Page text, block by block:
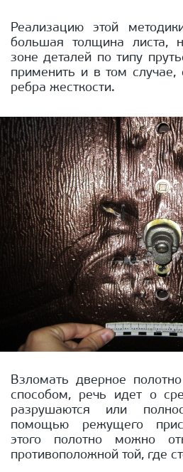
Реализацию этой
большая толщина листа,
зоне деталей по типу
применить и в том случае,
ребра жесткости.
Взломать дверное
способом, речь идет о
разрушаются или
помощью режущего
этого полотно можно
противоположной той, где